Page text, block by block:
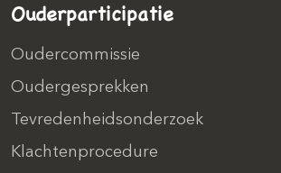
Ouderparticipatie
Oudercommissie
Oudergesprekken
Tevredenheidsonderzoek
Klachtenprocedure